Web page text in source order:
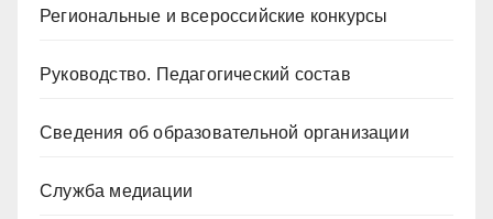
Региональные и всероссийские конкурсы
Руководство. Педагогический состав
Сведения об образовательной организации
Служба медиации